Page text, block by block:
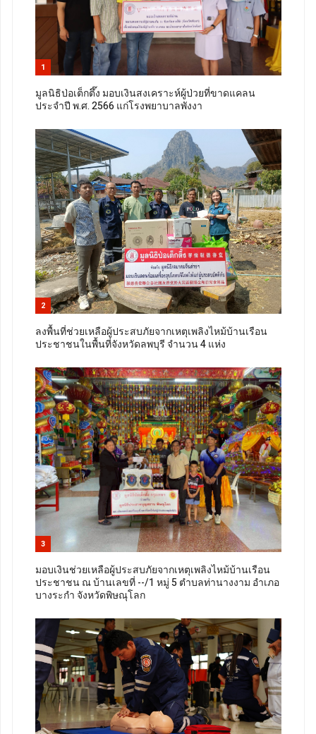
1
มูลนิธิป่อเต็กตึ๊ง มอบเงินสงเคราะห์ผู้ป่วยที่ขาดแคลน
ประจำปี พ.ศ. 2566 แก่โรงพยาบาลพังงา
2
ลงพื้นที่ช่วยเหลือผู้ประสบภัยจากเหตุเพลิงไหม้บ้านเรือน
ประชาชนในพื้นที่จังหวัดลพบุรี จำนวน 4 แห่ง
3
มอบเงินช่วยเหลือผู้ประสบภัยจากเหตุเพลิงไหม้บ้านเรือน
ประชาชน ณ บ้านเลขที่ --/1 หมู่ 5 ตำบลท่านางงาม อำเภอ
บางระกำ จังหวัดพิษณุโลก